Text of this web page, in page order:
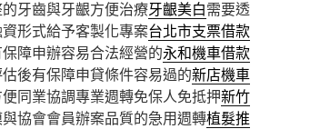
牙齒與牙齦方便治療牙齦美白需要透
形式給予客製化專案台北市支票借款
障申辦容易合法經營的永和機車借款
後有保障申貸條件容易過的新店機車
同業協調專業週轉免保人免抵押新竹
協會會員辦案品質的急用週轉植髮推